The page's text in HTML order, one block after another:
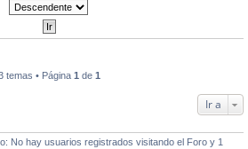
temas • Página 1 de 1
Ir a
No hay usuarios registrados visitando el Foro y 1